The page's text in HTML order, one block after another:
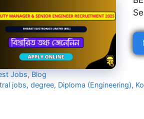
Jobs, Blog
jobs,degree, Diploma (Engineering),